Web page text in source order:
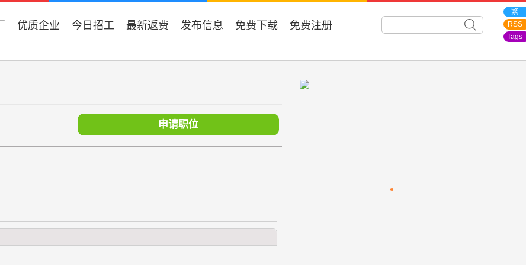
繁
RSS
Tags
优质企业 今日招工 最新返费 发布信息 免费下载 免费注册
申请职位